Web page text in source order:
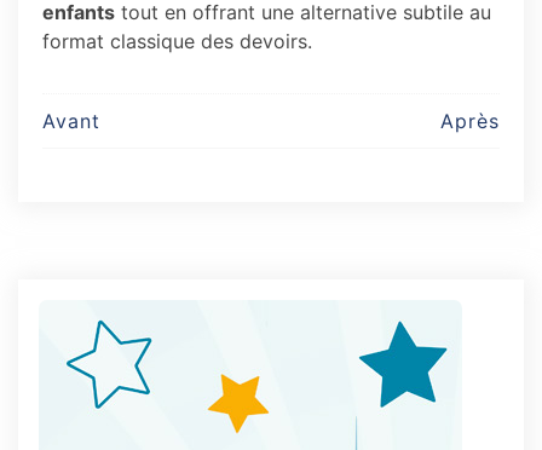
enfants tout en offrant une alternative subtile au
format classique des devoirs.
Post
Avant Après